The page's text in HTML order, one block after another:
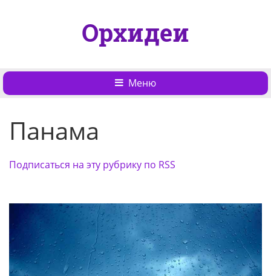
Орхидеи
Меню
Панама
Подписаться на эту рубрику по RSS